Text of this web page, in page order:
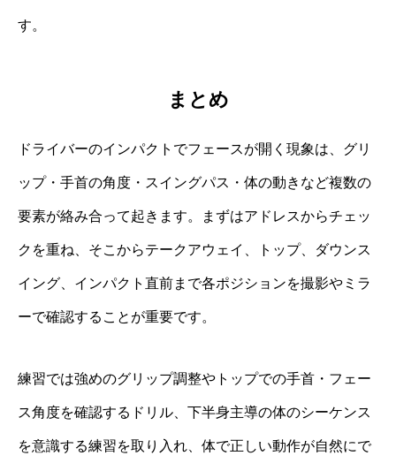
す。
まとめ
ドライバーのインパクトでフェースが開く現象は、グリ
ップ・手首の角度・スイングパス・体の動きなど複数の
要素が絡み合って起きます。まずはアドレスからチェッ
クを重ね、そこからテークアウェイ、トップ、ダウンス
イング、インパクト直前まで各ポジションを撮影やミラ
ーで確認することが重要です。
練習では強めのグリップ調整やトップでの手首・フェー
ス角度を確認するドリル、下半身主導の体のシーケンス
を意識する練習を取り入れ、体で正しい動作が自然にで